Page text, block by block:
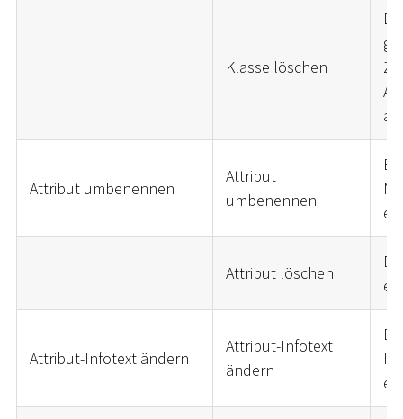
Klasse löschen
Attribut umbenennen
Attribut
umbenennen
Attribut löschen
Attribut-Infotext ändern
Attribut-Infotext
ändern